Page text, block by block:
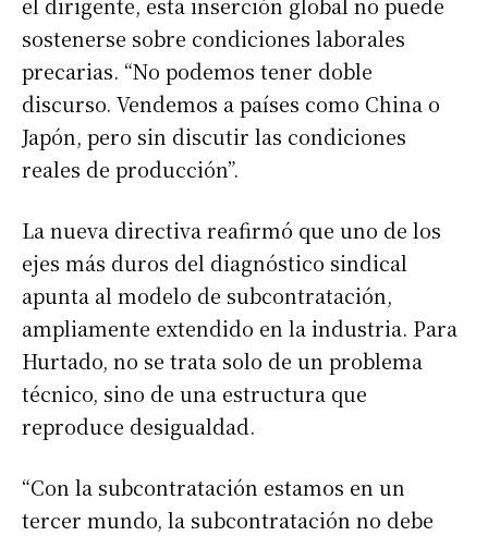
sostenerse sobre condiciones laborales
precarias. “No podemos tener doble
discurso. Vendemos a países como China o
Japón, pero sin discutir las condiciones
reales de producción”.
La nueva directiva reafirmó que uno de los
ejes más duros del diagnóstico sindical
apunta al modelo de subcontratación,
ampliamente extendido en la industria. Para
Hurtado, no se trata solo de un problema
técnico, sino de una estructura que
reproduce desigualdad.
“Con la subcontratación estamos en un
tercer mundo, la subcontratación no debe